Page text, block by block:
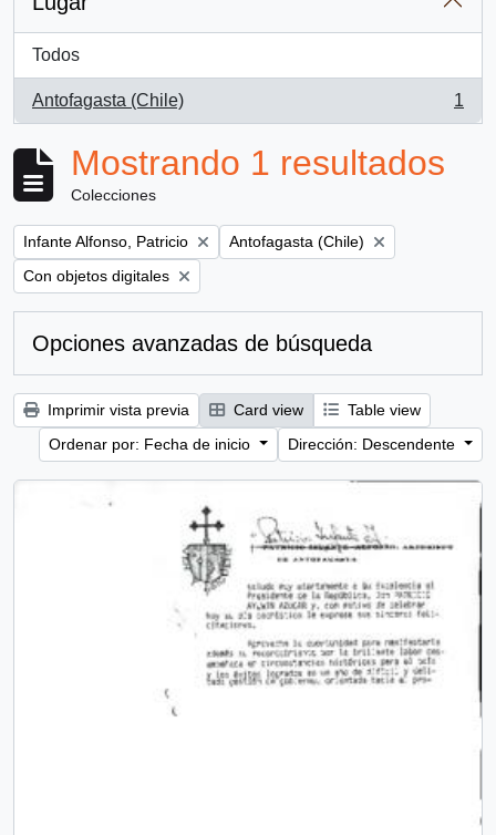
Todos
Antofagasta (Chile)
, 1 resultados
1
Mostrando 1 resultados
Colecciones
Remove filter:
Infante Alfonso, Patricio Remove filter:
Antofagasta (Chile)
Remove filter:
Con objetos digitales
Opciones avanzadas de búsqueda
Imprimir vista previa Card view
Table view
Ordenar por: Fecha de inicio
Dirección: Descendente